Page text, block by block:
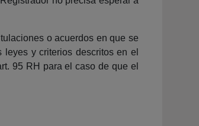
o acuerdos en que se
y criterios descritos en el
95 RH para el caso de que el